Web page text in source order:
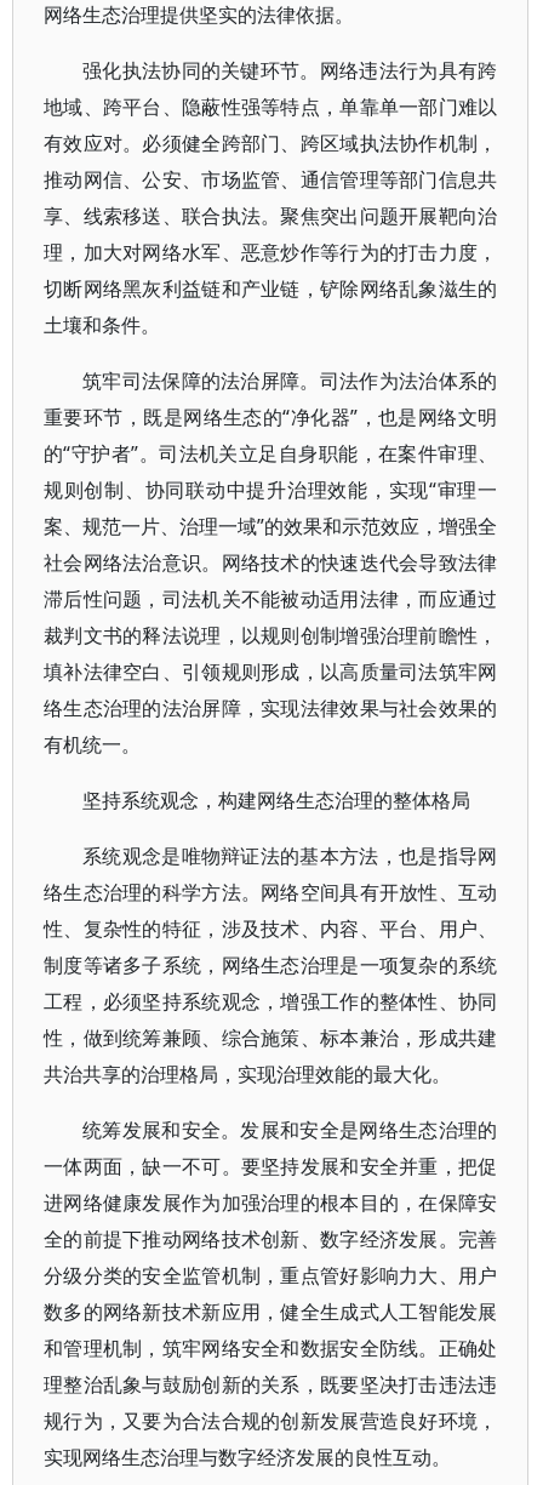
网络生态治理提供坚实的法律依据。
强化执法协同的关键环节。网络违法行为具有跨
地域、跨平台、隐蔽性强等特点，单靠单一部门难以
有效应对。必须健全跨部门、跨区域执法协作机制，
推动网信、公安、市场监管、通信管理等部门信息共
享、线索移送、联合执法。聚焦突出问题开展靶向治
理，加大对网络水军、恶意炒作等行为的打击力度，
切断网络黑灰利益链和产业链，铲除网络乱象滋生的
土壤和条件。
筑牢司法保障的法治屏障。司法作为法治体系的
重要环节，既是网络生态的“净化器”，也是网络文明
的“守护者”。司法机关立足自身职能，在案件审理、
规则创制、协同联动中提升治理效能，实现“审理一
案、规范一片、治理一域”的效果和示范效应，增强全
社会网络法治意识。网络技术的快速迭代会导致法律
滞后性问题，司法机关不能被动适用法律，而应通过
裁判文书的释法说理，以规则创制增强治理前瞻性，
填补法律空白、引领规则形成，以高质量司法筑牢网
络生态治理的法治屏障，实现法律效果与社会效果的
有机统一。
坚持系统观念，构建网络生态治理的整体格局
系统观念是唯物辩证法的基本方法，也是指导网
络生态治理的科学方法。网络空间具有开放性、互动
性、复杂性的特征，涉及技术、内容、平台、用户、
制度等诸多子系统，网络生态治理是一项复杂的系统
工程，必须坚持系统观念，增强工作的整体性、协同
性，做到统筹兼顾、综合施策、标本兼治，形成共建
共治共享的治理格局，实现治理效能的最大化。
统筹发展和安全。发展和安全是网络生态治理的
一体两面，缺一不可。要坚持发展和安全并重，把促
进网络健康发展作为加强治理的根本目的，在保障安
全的前提下推动网络技术创新、数字经济发展。完善
分级分类的安全监管机制，重点管好影响力大、用户
数多的网络新技术新应用，健全生成式人工智能发展
和管理机制，筑牢网络安全和数据安全防线。正确处
理整治乱象与鼓励创新的关系，既要坚决打击违法违
规行为，又要为合法合规的创新发展营造良好环境，
实现网络生态治理与数字经济发展的良性互动。